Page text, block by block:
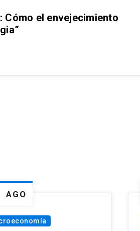
Cómo el envejecimiento
AGO